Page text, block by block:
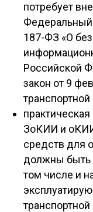
потребует
Федеральный
187-ФЗ «О
Российской
закон от 9
ЗоКИИ и
средств для
должны быть
том числе и